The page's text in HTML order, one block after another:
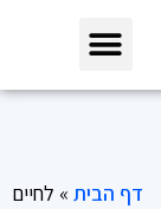
דף הבית » לחיים